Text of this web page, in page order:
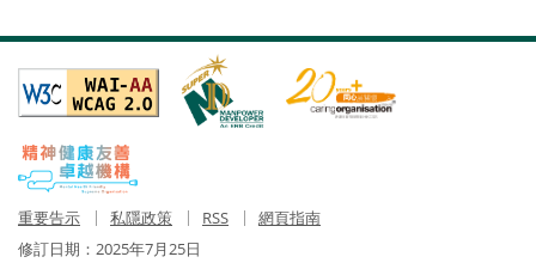
重要告示 私隱政策 RSS
網頁指南
修訂日期： 2025年7月25日